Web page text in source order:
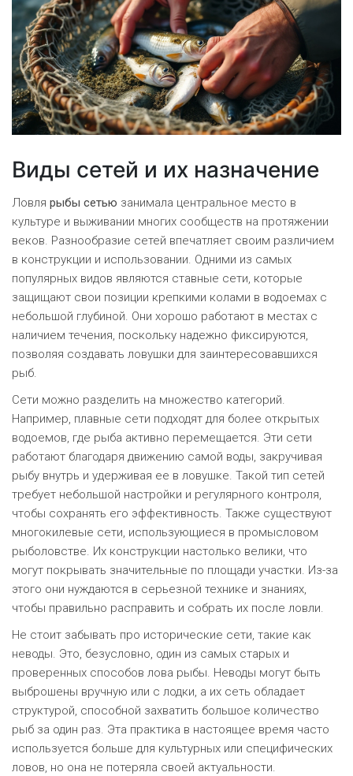
Виды сетей и их назначение
Ловля рыбы сетью занимала центральное место в
культуре и выживании многих сообществ на протяжении
веков. Разнообразие сетей впечатляет своим различием
в конструкции и использовании. Одними из самых
популярных видов являются ставные сети, которые
защищают свои позиции крепкими колами в водоемах с
небольшой глубиной. Они хорошо работают в местах с
наличием течения, поскольку надежно фиксируются,
позволяя создавать ловушки для заинтересовавшихся
рыб.
Сети можно разделить на множество категорий.
Например, плавные сети подходят для более открытых
водоемов, где рыба активно перемещается. Эти сети
работают благодаря движению самой воды, закручивая
рыбу внутрь и удерживая ее в ловушке. Такой тип сетей
требует небольшой настройки и регулярного контроля,
чтобы сохранять его эффективность. Также существуют
многокилевые сети, использующиеся в промысловом
рыболовстве. Их конструкции настолько велики, что
могут покрывать значительные по площади участки. Из-за
этого они нуждаются в серьезной технике и знаниях,
чтобы правильно расправить и собрать их после ловли.
Не стоит забывать про исторические сети, такие как
неводы. Это, безусловно, один из самых старых и
проверенных способов лова рыбы. Неводы могут быть
выброшены вручную или с лодки, а их сеть обладает
структурой, способной захватить большое количество
рыб за один раз. Эта практика в настоящее время часто
используется больше для культурных или специфических
ловов, но она не потеряла своей актуальности.